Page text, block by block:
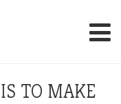
TO MAKE